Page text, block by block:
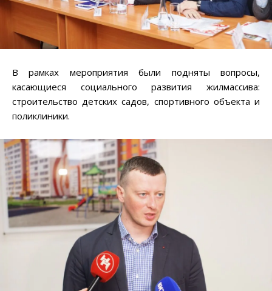
В рамках мероприятия были подняты вопросы,
касающиеся социального развития жилмассива:
строительство детских садов, спортивного объекта и
поликлиники.